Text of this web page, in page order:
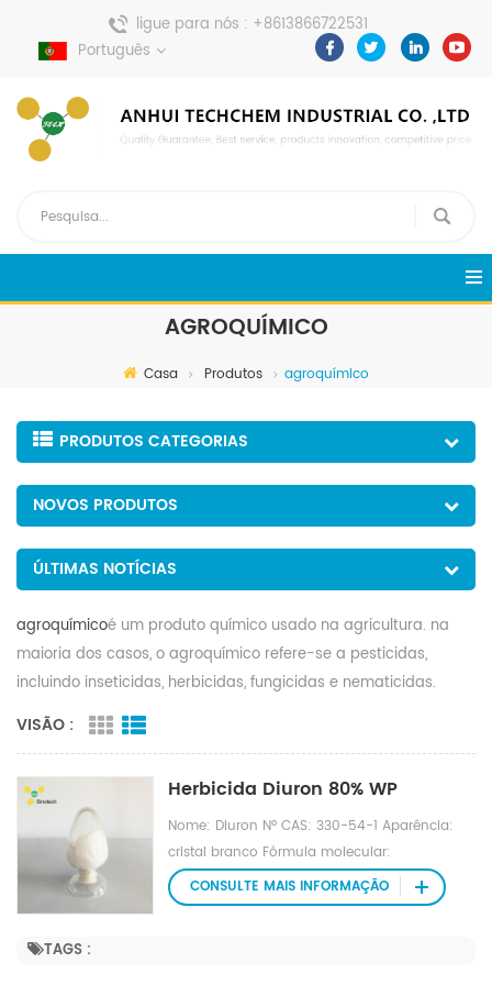
ligue para nós : +8613866722531
envie uma mensagem :
pweiping@techemi.com
Português
AGROQUÍMICO
Casa Produtos agroquímico
PRODUTOS CATEGORIAS
NOVOS PRODUTOS
ÚLTIMAS NOTÍCIAS
agroquímicoé um produto químico usado na agricultura. na
maioria dos casos, o agroquímico refere-se a pesticidas,
incluindo inseticidas, herbicidas, fungicidas e nematicidas.
VISÃO :
Herbicida Diuron 80% WP
Nome: Diuron Nº CAS: 330-54-1 Aparência:
cristal branco Fórmula molecular:
C9H10Cl2N2O Peso molecular: 233,0945
Densidade: 1,369 g/cm3 Ponto de fusão: 158-
TAGS :
CONSULTE MAIS INFORMAÇÃO